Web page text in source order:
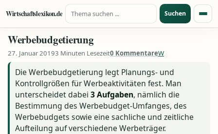
Zum Inhalt springen
Wirtschaftslexikon.de
Suche nach:
Suchen
Werbebudgetierung
27. Januar 20193 Minuten Lesezeit0 KommentareW
Die Werbebudgetierung legt Planungs- und
Kontrollgrößen für Werbeaktivitäten fest. Man
unterscheidet dabei 3 Aufgaben, nämlich die
Bestimmung des Werbebudget-Umfanges, des
Werbebudgets sowie eine sachliche und zeitliche
Aufteilung auf verschiedene Werbeträger.